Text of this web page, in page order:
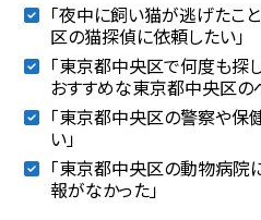
「夜中に飼い猫が逃げたこ
区の猫探偵に依頼したい」
「東京都中央区で何度も探
おすすめな東京都中央区の
「東京都中央区の警察や
い」
「東京都中央区の動物病院
報がなかった」